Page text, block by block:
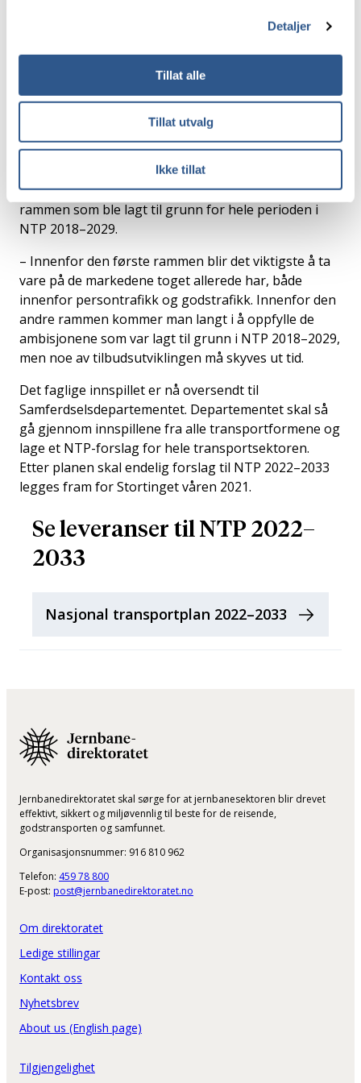
Detaljer
Tillat alle
Tillat utvalg
Ikke tillat
To rammer
Jernbanedirektoratet og Bane NOR er i sitt felles
arbeid med innspill til neste NTP-periode bedt om å
prioritere innretning og tiltak innenfor to rammer.
Den ene rammen innebærer en videreføring av
bevilgningsnivået til jernbane i 2020, mens den andre
rammen er høyere og tilsvarer en videreføring av
rammen som ble lagt til grunn for hele perioden i
NTP 2018–2029.
– Innenfor den første rammen blir det viktigste å ta
vare på de markedene toget allerede har, både
innenfor persontrafikk og godstrafikk. Innenfor den
andre rammen kommer man langt i å oppfylle de
ambisjonene som var lagt til grunn i NTP 2018–2029,
men noe av tilbudsutviklingen må skyves ut tid.
Det faglige innspillet er nå oversendt til
Samferdselsdepartementet. Departementet skal så
gå gjennom innspillene fra alle transportformene og
lage et NTP-forslag for hele transportsektoren.
Etter planen skal endelig forslag til NTP 2022–2033
legges fram for Stortinget våren 2021.
Se leveranser til NTP 2022–
2033
Nasjonal transportplan 2022–2033
Jernbanedirektoratet skal sørge for at jernbanesektoren blir drevet
effektivt, sikkert og miljøvennlig til beste for de reisende,
godstransporten og samfunnet.
Organisasjonsnummer: 916 810 962
Telefon: 459 78 800
E-post: post@jernbanedirektoratet.no
Om direktoratet
Ledige stillingar
Kontakt oss
Nyhetsbrev
About us (English page)
Tilgjengelighet